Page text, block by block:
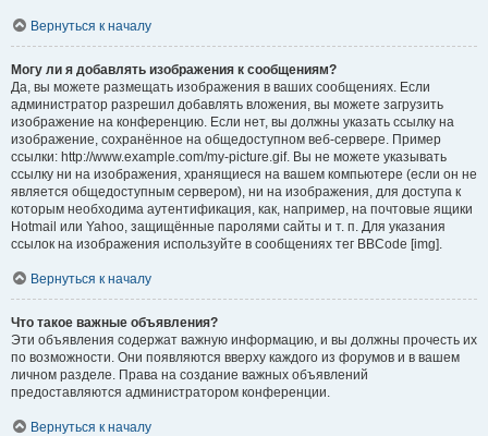
Вернуться к началу
Могу ли я добавлять изображения к сообщениям?
Да, вы можете размещать изображения в ваших сообщениях. Если
администратор разрешил добавлять вложения, вы можете загрузить
изображение на конференцию. Если нет, вы должны указать ссылку на
изображение, сохранённое на общедоступном веб-сервере. Пример
ссылки: http://www.example.com/my-picture.gif. Вы не можете указывать
ссылку ни на изображения, хранящиеся на вашем компьютере (если он не
является общедоступным сервером), ни на изображения, для доступа к
которым необходима аутентификация, как, например, на почтовые ящики
Hotmail или Yahoo, защищённые паролями сайты и т. п. Для указания
ссылок на изображения используйте в сообщениях тег BBCode [img].
Вернуться к началу
Что такое важные объявления?
Эти объявления содержат важную информацию, и вы должны прочесть их
по возможности. Они появляются вверху каждого из форумов и в вашем
личном разделе. Права на создание важных объявлений
предоставляются администратором конференции.
Вернуться к началу